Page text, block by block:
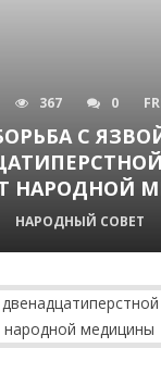
367 0
С
НАРОДНОЙ
НАРОДНЫЙ СОВЕТ